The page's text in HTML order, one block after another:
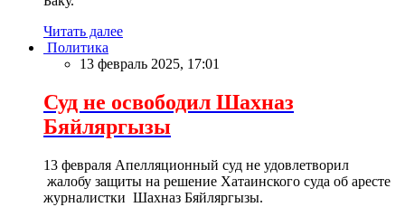
Читать далее
Политика
13 февраль 2025, 17:01
Суд не освободил Шахназ
Бяйляргызы
13 февраля Апелляционный суд не удовлетворил
жалобу защиты на решение Хатаинского суда об аресте
журналистки Шахназ Бяйляргызы.